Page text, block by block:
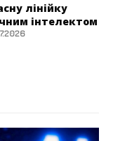
лінійку
інтелектом